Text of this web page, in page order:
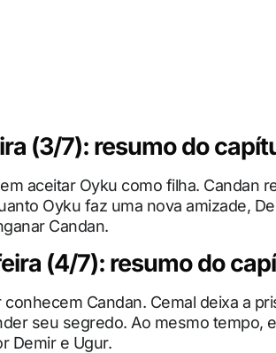
(3/7): resumo do
aceitar Oyku como filha. Candan
Oyku faz uma nova amizade,
Candan.
(4/7): resumo do
conhecem Candan. Cemal deixa a
seu segredo. Ao mesmo tempo,
Demir e Ugur.